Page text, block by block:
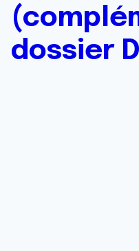
dossier